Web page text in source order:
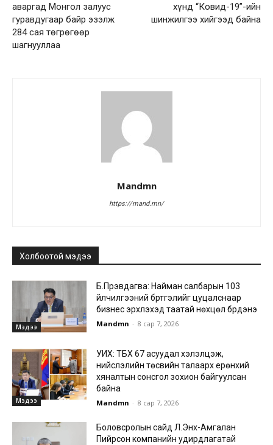
аваргад Монгол залуус
гуравдугаар байр эзэлж
284 сая төгрөгөөр
шагнууллаа
хүнд “Ковид-19”-ийн
шинжилгээ хийгээд байна
Mandmn
https://mand.mn/
Холбоотой мэдээ
Мэдээ
Б.Пүрэвдагва: Найман салбарын 103
үйлчилгээний бүртгэлийг цуцалснаар
бизнес эрхлэхэд таатай нөхцөл бүрдэнэ
Mandmn - 8 сар 7, 2026
Мэдээ
УИХ: ТБХ 67 асуудал хэлэлцэж,
нийслэлийн төсвийн талаарх ерөнхий
хяналтын сонсгол зохион байгуулсан
байна
Mandmn - 8 сар 7, 2026
Боловсролын сайд Л.Энх-Амгалан
Пийрсон компанийн удирдлагатай